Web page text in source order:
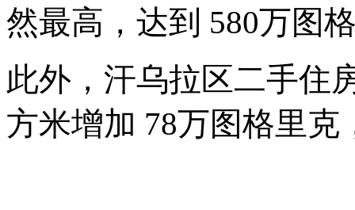
然最高，达到 580万图
此外，汗乌拉区二手住
方米增加 78万图格里